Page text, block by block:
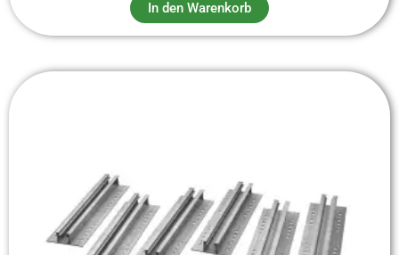
In den Warenkorb